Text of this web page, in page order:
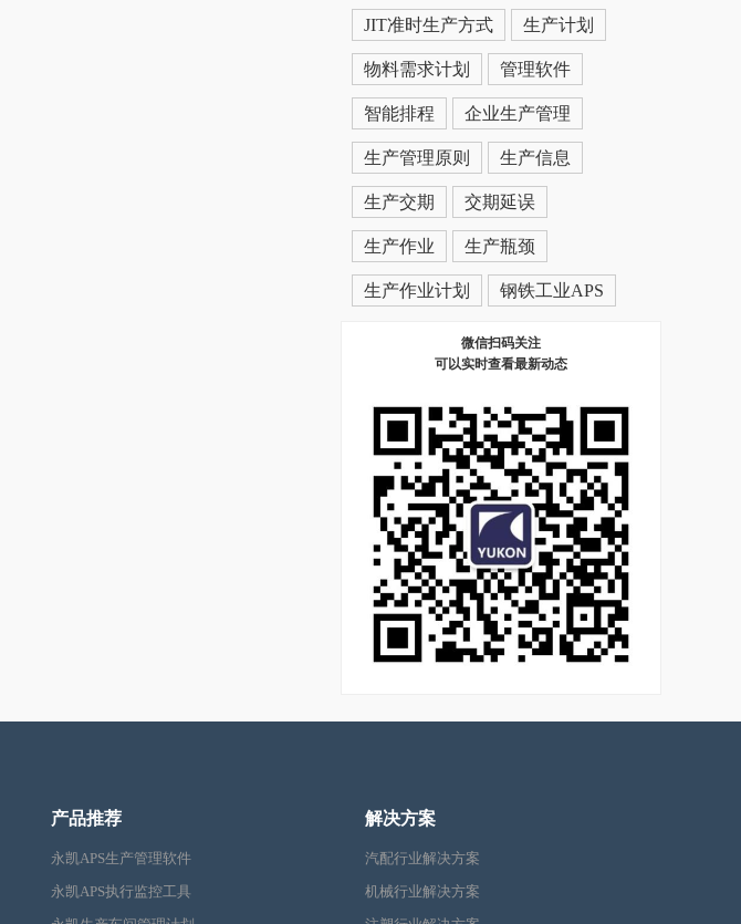
JIT准时生产方式 生产计划
物料需求计划 管理软件
智能排程 企业生产管理
生产管理原则 生产信息
生产交期 交期延误
生产作业 生产瓶颈
生产作业计划 钢铁工业APS
微信扫码关注
可以实时查看最新动态
产品推荐
永凯APS生产管理软件
永凯APS执行监控工具
解决方案
汽配行业解决方案
机械行业解决方案